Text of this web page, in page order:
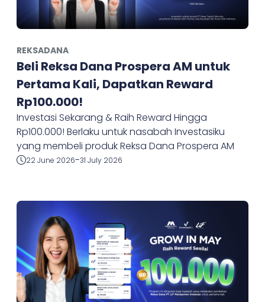
REKSADANA
Beli Reksa Dana Prospera AM untuk
Pertama Kali, Dapatkan Reward
Rp100.000!
Investasi Sekarang & Raih Reward Hingga
Rp100.000! Berlaku untuk nasabah Investasiku
yang membeli produk Reksa Dana Prospera AM
22 June 2026-31 July 2026